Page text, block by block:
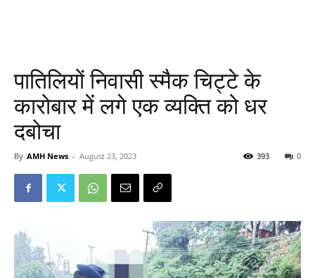
पातिलियों निवासी स्मैक चिट्टे के
कारोबार में लगे एक व्यक्ति को धर
दबोचा
By AMH News - August 23, 2023 0
393